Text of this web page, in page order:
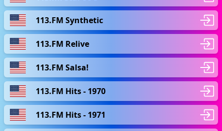
113.FM Synthetic
113.FM Relive
113.FM Salsa!
113.FM Hits - 1970
113.FM Hits - 1971